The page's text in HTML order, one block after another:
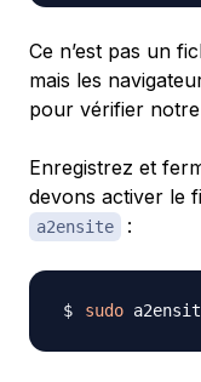
Ce n’est pas un
mais les
pour vérifier
Enregistrez et
devons activer le
a2ensite :
sudo